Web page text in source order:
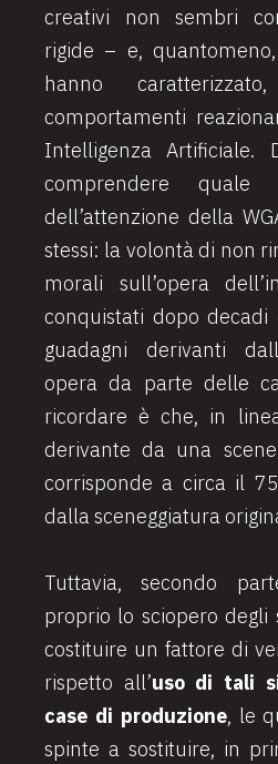
creativi non sembri
rigide – e,
hanno
comportamenti
Intelligenza Artificiale.
comprendere
dell’attenzione della
stessi: la volontà di non
morali sull’opera
conquistati dopo
guadagni derivanti
opera da parte delle
ricordare è che, in
derivante da una
corrisponde a circa il
dalla sceneggiatura
Tuttavia, secondo
proprio lo sciopero degli
costituire un fattore di
rispetto all’uso di tali
case di produzione, le
spinte a sostituire, in